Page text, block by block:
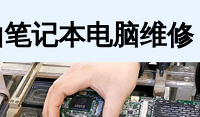
记本电脑维修